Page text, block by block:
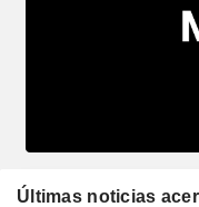
Últimas noticias